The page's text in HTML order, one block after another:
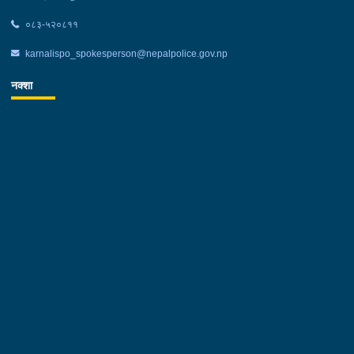
०८३-५२०८११
karnalispo_spokesperson@nepalpolice.gov.np
नक्शा